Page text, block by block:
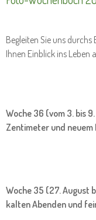
Begleiten Sie uns
Ihnen Einblick ins Leben
Woche 36 (vom 3. bis
Zentimeter und neuem
Woche 35 (27. August
kalten Abenden und